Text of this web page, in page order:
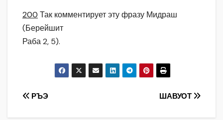
200 Так комментирует эту фразу Мидраш
(Берейшит
Раба 2, 5).
Навигация
ШАВУОТ
РЪЭ